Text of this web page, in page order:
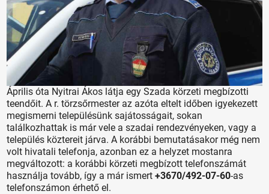
Április óta Nyitrai Ákos látja egy Szada körzeti megbízotti
teendőit. A r. törzsőrmester az azóta eltelt időben igyekezett
megismerni településünk sajátosságait, sokan
találkozhattak is már vele a szadai rendezvényeken, vagy a
település köztereit járva. A korábbi bemutatásakor még nem
volt hivatali telefonja, azonban ez a helyzet mostanra
megváltozott: a korábbi körzeti megbízott telefonszámát
használja tovább, így a már ismert+3670/492-07-60-as
telefonszámon érhető el.